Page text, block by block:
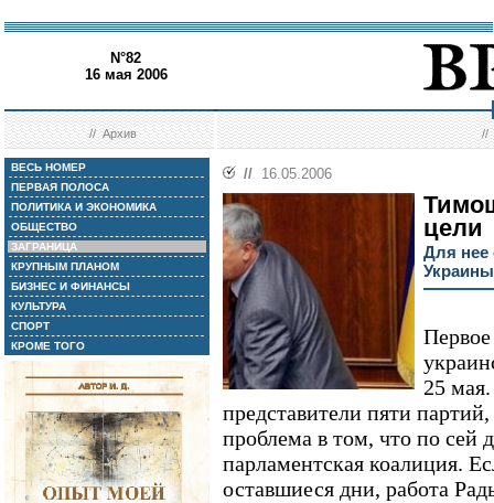
N°82
16 мая 2006
//Архив //
ВЕСЬ НОМЕР
ПЕРВАЯ ПОЛОСА
ПОЛИТИКА И ЭКОНОМИКА
ОБЩЕСТВО
ЗАГРАНИЦА
КРУПНЫМ ПЛАНОМ
БИЗНЕС И ФИНАНСЫ
КУЛЬТУРА
СПОРТ
КРОМЕ ТОГО
// 16.05.2006
цели
Для нее
Украины
Первое
25
представители пяти
проблема в том, что по сей
парламентская коалиция.
оставшиеся дни, работа